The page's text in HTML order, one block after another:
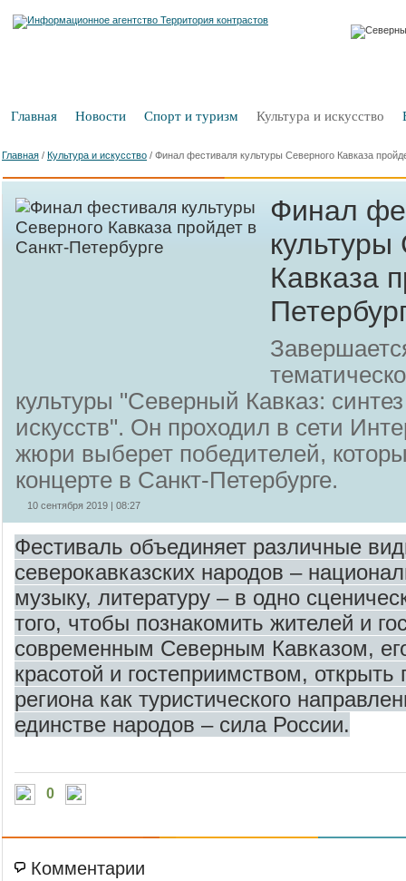
Главная Новости Спорт и туризм Культура и искусство
Главная / Культура и искусство / Финал фестиваля культуры Северного Кавказа
Финал
культуры
Кавказа
культуры "Северный Кавказ:
искусств". Он проходил в сети
жюри выберет победителей,
концерте в Санкт-Петербурге.
10 сентября 2019 | 08:27
Фестиваль объединяет различные
северокавказских народов –
музыку, литературу – в одно
того, чтобы познакомить жителей и
современным Северным Кавказом,
красотой и гостеприимством,
региона как туристического
единстве народов – сила России.
0
Комментарии